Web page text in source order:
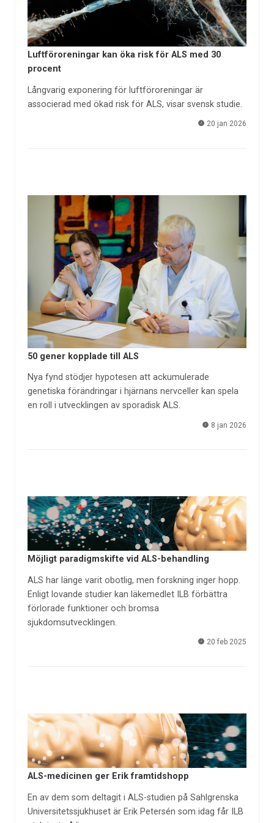
Luftföroreningar kan öka risk för ALS med 30
procent
Långvarig exponering för luftföroreningar är
associerad med ökad risk för ALS, visar svensk studie.
20 jan 2026
50 gener kopplade till ALS
Nya fynd stödjer hypotesen att ackumulerade
genetiska förändringar i hjärnans nervceller kan spela
en roll i utvecklingen av sporadisk ALS.
8 jan 2026
Möjligt paradigmskifte vid ALS-behandling
ALS har länge varit obotlig, men forskning inger hopp.
Enligt lovande studier kan läkemedlet ILB förbättra
förlorade funktioner och bromsa
sjukdomsutvecklingen.
20 feb 2025
ALS-medicinen ger Erik framtidshopp
En av dem som deltagit i ALS-studien på Sahlgrenska
Universitetssjukhuset är Erik Petersén som idag får ILB